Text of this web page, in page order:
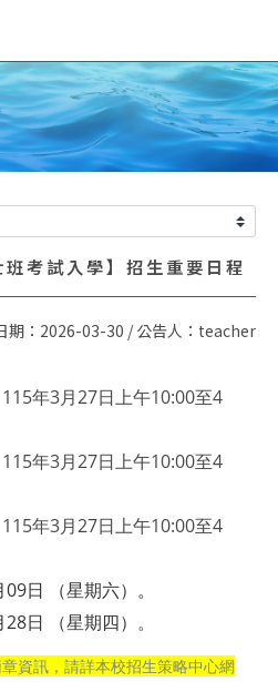
考試入學】招生重要日程
期：2026-03-30 / 公告人：teacher
年3月27日上午10:00至4
3月27日上午10:00至4
年3月27日上午10:00至4
日 （星期六）。
日 （星期四）。
資訊，請詳本校招生策略中心網